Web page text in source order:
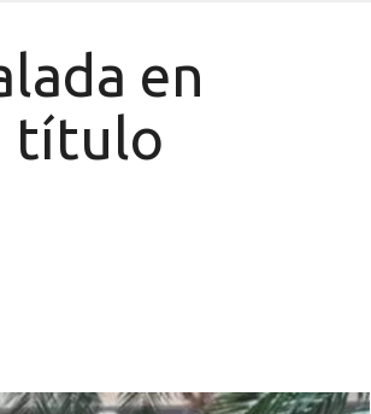
en
título